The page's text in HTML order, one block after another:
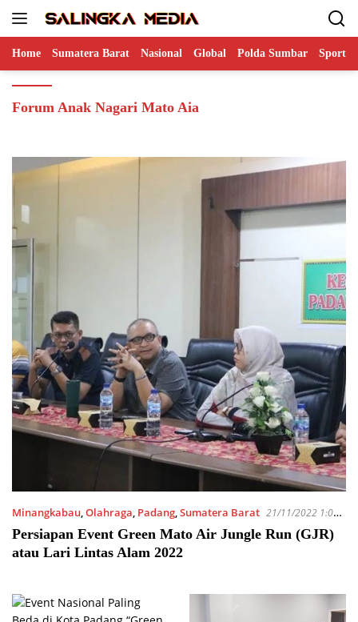
Home Sumatera Barat Nasional Global Polda Sumbar Sports
Forum Anak Nagari Mato Aia
Minangkabau,Olahraga, Padang,Sumatera Barat 21/11/2022 1:05
PM
Persiapan Event Green Mato Air Jungle Run (GJR)
atau Lari Lintas Alam 2022